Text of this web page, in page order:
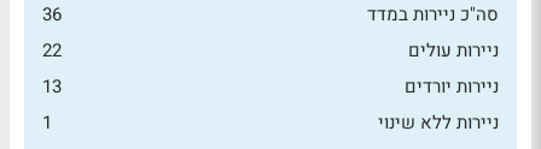
סה"כ ניירות במדד
36
ניירות עולים
22
ניירות יורדים
13
ניירות ללא שינוי
1